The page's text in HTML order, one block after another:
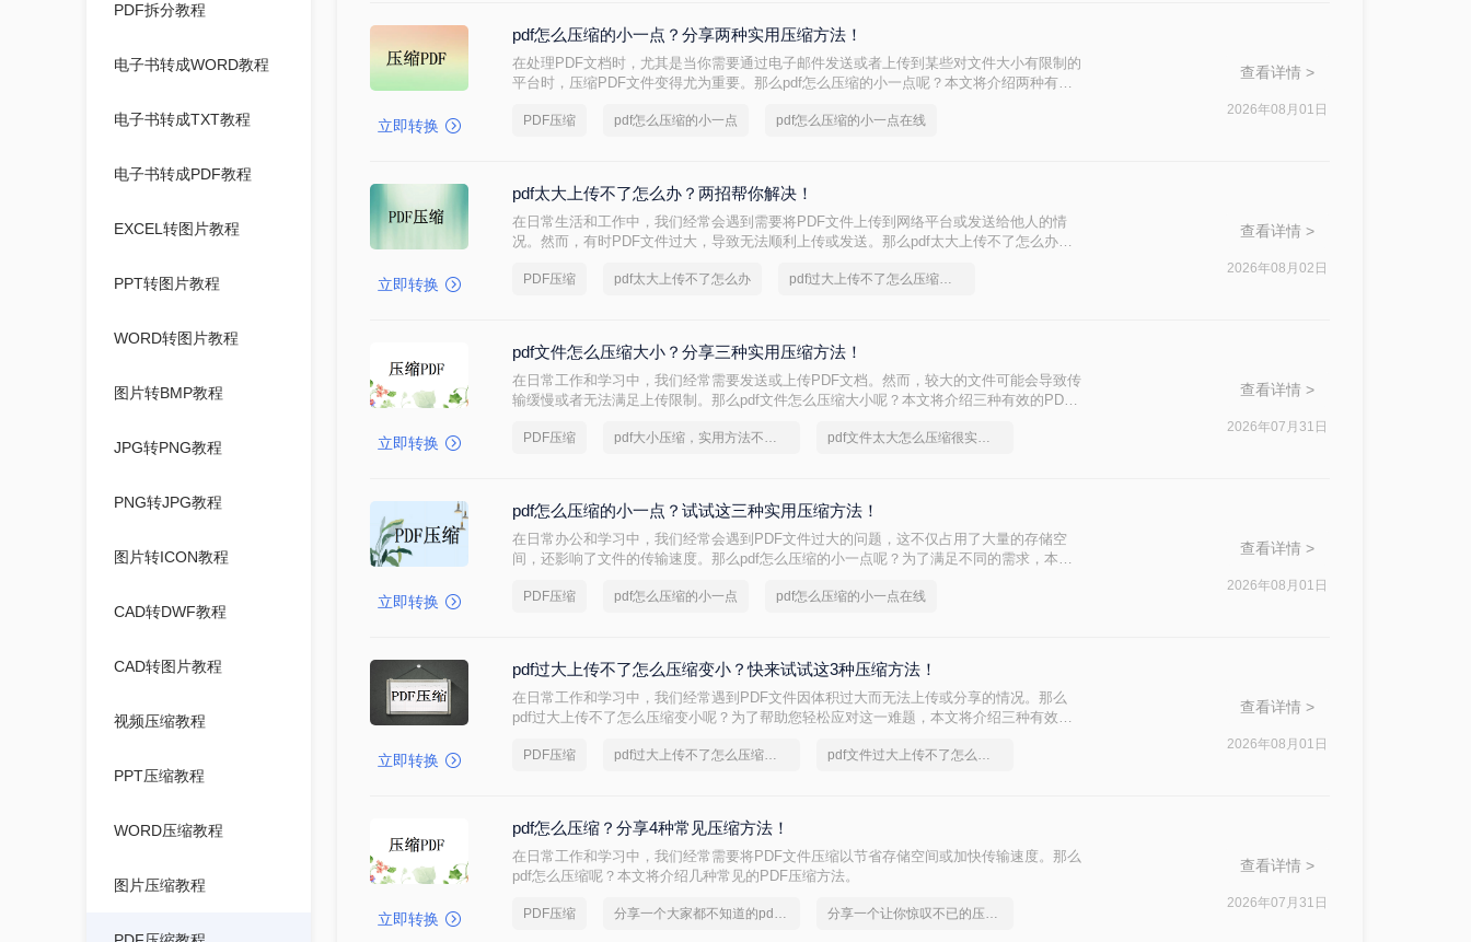
PDF拆分教程
电子书转成WORD教程
电子书转成TXT教程
电子书转成PDF教程
EXCEL转图片教程
PPT转图片教程
WORD转图片教程
图片转BMP教程
JPG转PNG教程
PNG转JPG教程
图片转ICON教程
CAD转DWF教程
CAD转图片教程
视频压缩教程
PPT压缩教程
WORD压缩教程
图片压缩教程
立即转换
pdf怎么压缩的小一点？分享两种实用压缩方法！
在处理PDF文档时，尤其是当你需要通过电子邮件发送或者上传到某些对文件大小有限制的
平台时，压缩PDF文件变得尤为重要。那么pdf怎么压缩的小一点呢？本文将介绍两种有效
PDF压缩 pdf怎么压缩的小一点 pdf怎么压缩的小一点在线
查看详情 >
2026年08月01日
立即转换
pdf太大上传不了怎么办？两招帮你解决！
在日常生活和工作中，我们经常会遇到需要将PDF文件上传到网络平台或发送给他人的情
况。然而，有时PDF文件过大，导致无法顺利上传或发送。那么pdf太大上传不了怎么办
PDF压缩 pdf太大上传不了怎么办 pdf过大上传不了怎么压缩变小
查看详情 >
2026年08月02日
立即转换
pdf文件怎么压缩大小？分享三种实用压缩方法！
在日常工作和学习中，我们经常需要发送或上传PDF文档。然而，较大的文件可能会导致传
输缓慢或者无法满足上传限制。那么pdf文件怎么压缩大小呢？本文将介绍三种有效的PDF
PDF压缩 pdf大小压缩，实用方法不要错过 pdf文件太大怎么压缩很实用的方法
查看详情 >
2026年07月31日
立即转换
pdf怎么压缩的小一点？试试这三种实用压缩方法！
在日常办公和学习中，我们经常会遇到PDF文件过大的问题，这不仅占用了大量的存储空
间，还影响了文件的传输速度。那么pdf怎么压缩的小一点呢？为了满足不同的需求，本文
PDF压缩 pdf怎么压缩的小一点 pdf怎么压缩的小一点在线
查看详情 >
2026年08月01日
立即转换
pdf过大上传不了怎么压缩变小？快来试试这3种压缩方法！
在日常工作和学习中，我们经常遇到PDF文件因体积过大而无法上传或分享的情况。那么
pdf过大上传不了怎么压缩变小呢？为了帮助您轻松应对这一难题，本文将介绍三种有效的
PDF压缩 pdf过大上传不了怎么压缩变小 pdf文件过大上传不了怎么压缩变小
查看详情 >
2026年08月01日
立即转换
pdf怎么压缩？分享4种常见压缩方法！
在日常工作和学习中，我们经常需要将PDF文件压缩以节省存储空间或加快传输速度。那么
pdf怎么压缩呢？本文将介绍几种常见的PDF压缩方法。
PDF压缩 分享一个大家都不知道的pdf文件压缩方法 分享一个让你惊叹不已的压缩pdf文件方法
查看详情 >
2026年07月31日